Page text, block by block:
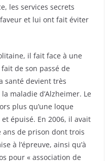
les services secrets
et lui ont fait éviter
il fait face à une
de son passé de
santé devient très
maladie d’Alzheimer. Le
plus qu’une loque
épuisé. En 2006, il avait
ans de prison dont trois
à l’épreuve, ainsi qu’à
pour « association de